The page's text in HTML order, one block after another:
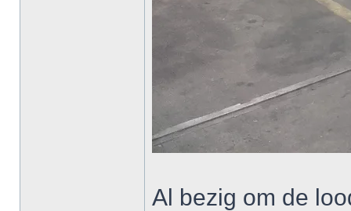
Al bezig om de